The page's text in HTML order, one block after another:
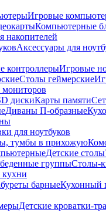
Игровые
Компьютерные
накопителей
Аксессуары для
контроллерыИгровые
Столы геймерские
дискиКарты памяти
Диваны П-образные
для ноутбуков
тумбы в прихожую
Детские столы
группыСтолы-
барныеКухонный
Детские кроватки-